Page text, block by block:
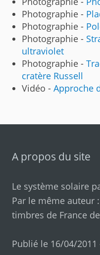
Photographie -
Photographie -
Photographie -
ultraviolet
Photographie -
cratère Russell
Vidéo - Approche
A propos du site
Le système solaire
Par le même auteur :
timbres de France
Publié le 16/04/